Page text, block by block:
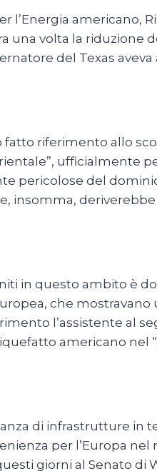
l’Energia americano,
una volta la
del Texas
riferimento allo
ufficialmente
pericolose del
insomma,
in questo ambito è
che
l’assistente al
americano nel
di infrastrutture in
per l’Europa
giorni al Senato di